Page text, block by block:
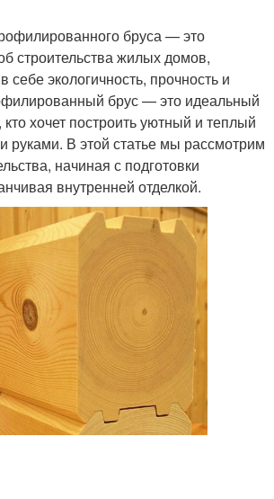
бруса — это
строительства жилых домов,
себе экологичность, прочность и
брус — это идеальный
хочет построить уютный и теплый
руками. В этой статье мы рассмотрим
начиная с подготовки
внутренней отделкой.